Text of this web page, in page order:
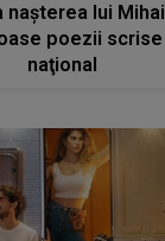
naşterea lui
poezii
naţional